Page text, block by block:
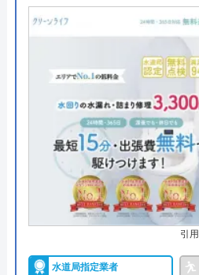
●出張見積もり 出張見積も
現金、
ド、NP後払
●累計実績 累計対応件
●保証・保険
1〜3年の無
PL保険加入業
詳細
水道修理ルートがおす
株式会社クリーンライフが
引
水道局指定業者